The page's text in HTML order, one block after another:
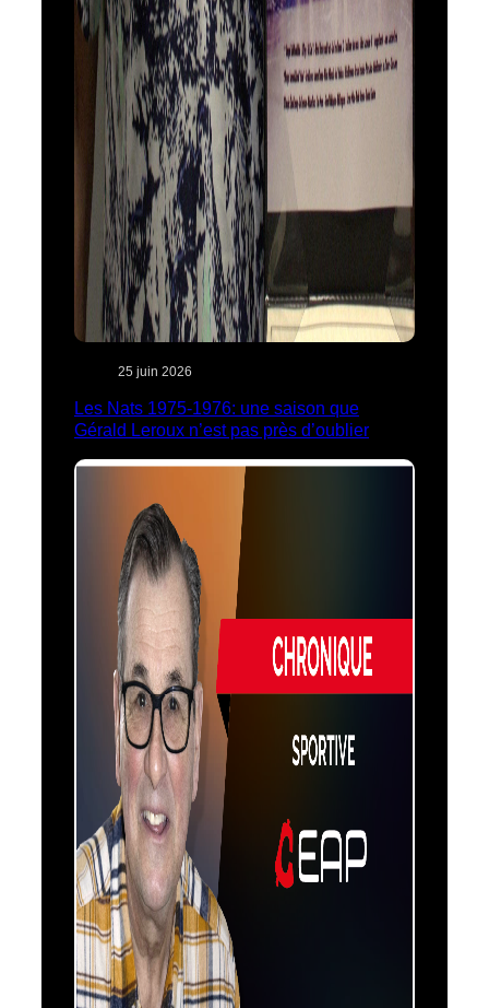
25 juin 2026
Les Nats 1975-1976: une saison que
Gérald Leroux n’est pas près d’oublier